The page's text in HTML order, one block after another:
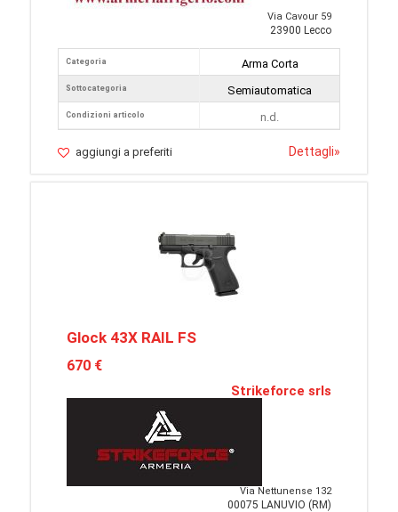
Via Cavour 59
23900 Lecco
Categoria
Sottocategoria
Condizioni articolo
Arma Corta
Semiautomatica
n.d.
aggiungi a preferiti Dettagli»
Glock 43X RAIL FS
670 €
Strikeforce srls
Via Nettunense 132
00075 LANUVIO (RM)